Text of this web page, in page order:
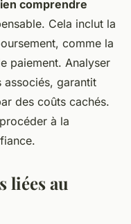
comprendre
Cela inclut la
comme la
paiement. Analyser
garantit
des coûts cachés.
à la
liées au